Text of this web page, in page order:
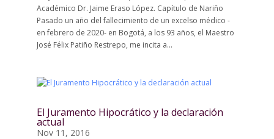
Académico Dr. Jaime Eraso López. Capítulo de Nariño
Pasado un año del fallecimiento de un excelso médico -
en febrero de 2020- en Bogotá, a los 93 años, el Maestro
José Félix Patiño Restrepo, me incita a...
El Juramento Hipocrático y la declaración
actual
Nov 11, 2016